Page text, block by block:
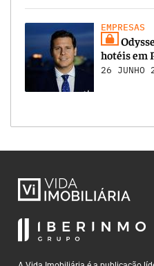
EMPRESAS
hotéis em
26 JUNHO